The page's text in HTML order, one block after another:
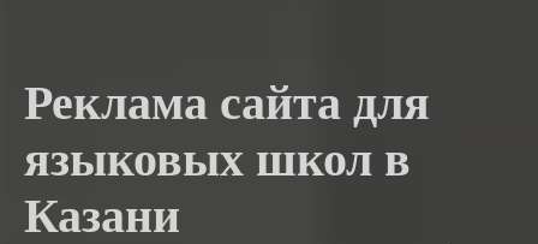
Реклама сайта для
языковых школ в
Казани